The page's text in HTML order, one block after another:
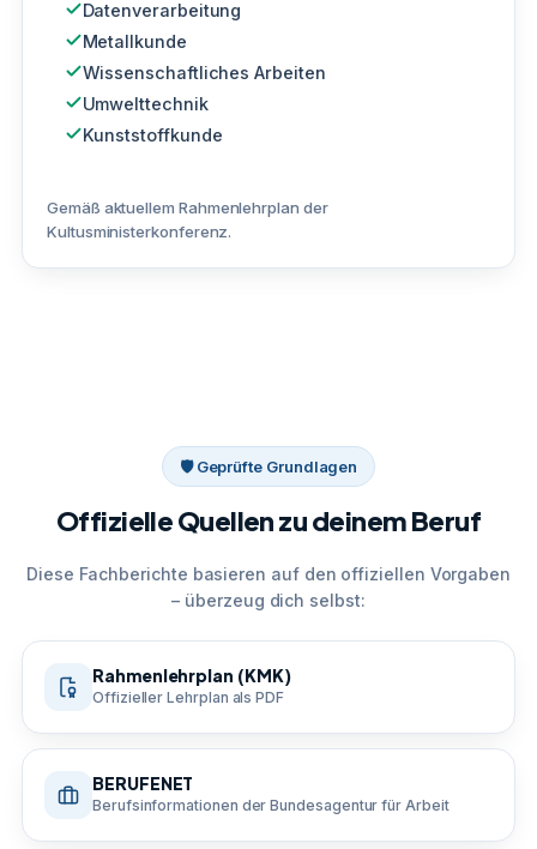
Datenverarbeitung
Metallkunde
Wissenschaftliches Arbeiten
Umwelttechnik
Kunststoffkunde
Gemäß aktuellem Rahmenlehrplan der
Kultusministerkonferenz.
🛡 Geprüfte Grundlagen
Offizielle Quellen zu deinem Beruf
Diese Fachberichte basieren auf den offiziellen Vorgaben
– überzeug dich selbst:
Rahmenlehrplan (KMK)
Offizieller Lehrplan als PDF
BERUFENET
Berufsinformationen der Bundesagentur für Arbeit